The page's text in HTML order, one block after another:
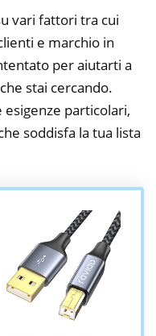
vari fattori tra cui
e marchio in
per aiutarti a
stai cercando.
particolari,
soddisfa la tua lista